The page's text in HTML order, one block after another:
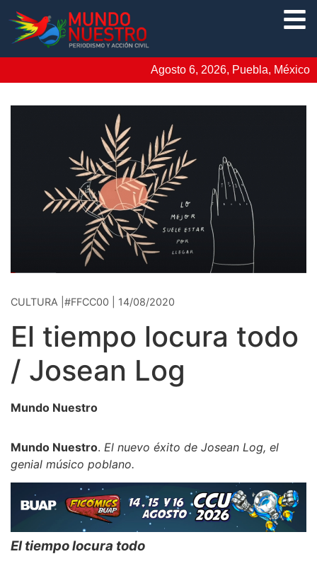
Agosto 6, 2026, Puebla, México
CULTURA |#FFCC00 | 14/08/2020
El tiempo locura todo
/ Josean Log
Mundo Nuestro
Mundo Nuestro. El nuevo éxito de Josean Log, el
genial músico poblano.
El tiempo locura todo